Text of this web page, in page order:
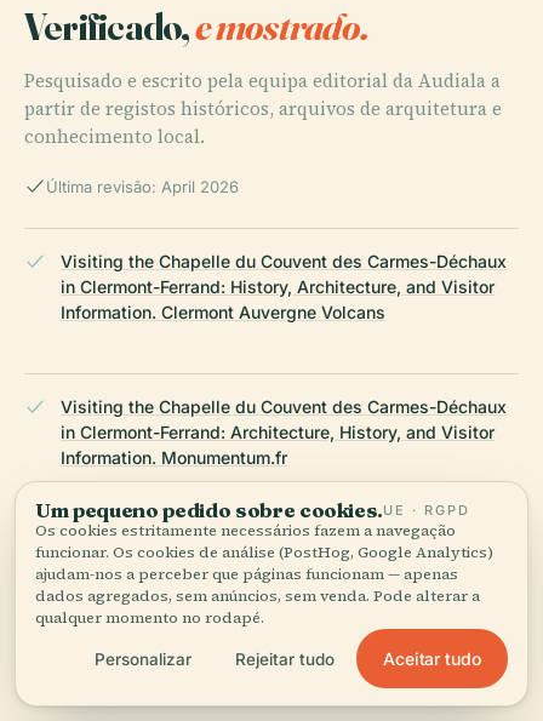
Verificado,e mostrado.
Pesquisado e escrito pela equipa editorial da Audiala a
partir de registos históricos, arquivos de arquitetura e
conhecimento local.
Última revisão: April 2026
Visiting the Chapelle du Couvent des Carmes-Déchaux
in Clermont-Ferrand: History, Architecture, and Visitor
Information. Clermont Auvergne Volcans
Visiting the Chapelle du Couvent des Carmes-Déchaux
in Clermont-Ferrand: Architecture, History, and Visitor
Information. Monumentum.fr
Chapelle du Couvent des Carmes-Déchaux Clermont-
Ferrand Visiting Hours, Tickets, and Historical
Significance: A Complete Guide to Clermont-Ferrand
Historical Sites. Mapcarta & Wikidata. ,
ÚLTIMA REVISÃO:
Um pequeno pedido sobre cookies.UE · RGPD
Os cookies estritamente necessários fazem a navegação
funcionar. Os cookies de análise (PostHog, Google Analytics)
ajudam-nos a perceber que páginas funcionam — apenas
dados agregados, sem anúncios, sem venda. Pode alterar a
qualquer momento no rodapé.
Personalizar Rejeitar tudo Aceitar tudo